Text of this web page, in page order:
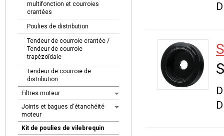
multifonction et courroies
crantées
Poulies de distribution
Tendeur de courroie crantée /
Tendeur de courroie
trapézoïdale
Tendeur de courroie de
distribution
Filtres moteur
Joints et bagues d'étanchéité
moteur
Kit de poulies de vilebrequin